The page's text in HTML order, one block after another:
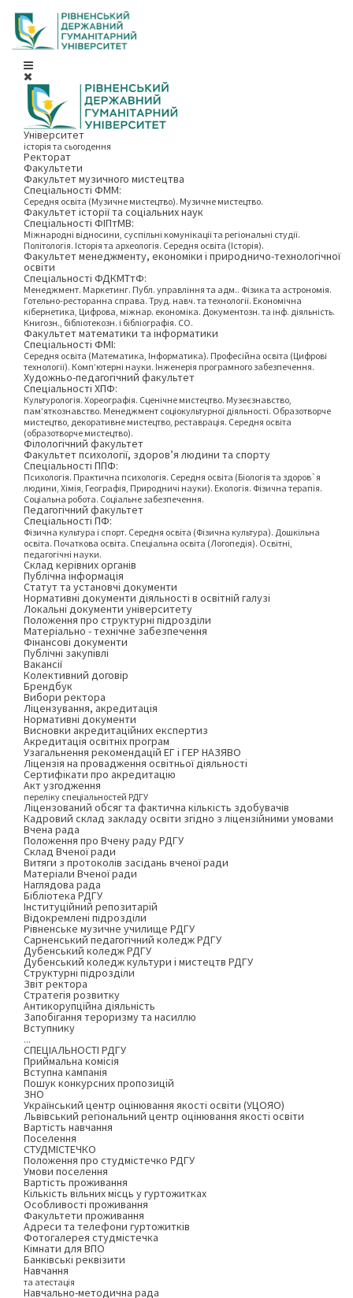
Університет
історія та сьогодення
Ректорат
Факультети
Факультет музичного мистецтва
Спеціальності ФММ:
Середня освіта (Музичне мистецтво). Музичне мистецтво.
Факультет історії та соціальних наук
Спеціальності ФІПтМВ:
Міжнародні відносини, суспільні комунікації та регіональні студії.
Політологія. Історія та археологія. Середня освіта (Історія).
Факультет менеджменту, економіки і природничо-технологічної
освіти
Спеціальності ФДКМТтФ:
Менеджмент. Маркетинг. Публ. управління та адм.. Фізика та астрономія.
Готельно-ресторанна справа. Труд. навч. та технології. Економічна
кібернетика, Цифрова, міжнар. економіка. Документозн. та інф. діяльність.
Книгозн., бібліотекозн. і бібліографія. СО.
Факультет математики та інформатики
Спеціальності ФМІ:
Середня освіта (Математика, Інформатика). Професійна освіта (Цифрові
технології). Комп’ютерні науки. Інженерія програмного забезпечення.
Художньо-педагогічний факультет
Спеціальності ХПФ:
Культурологія. Хореографія. Сценічне мистецтво. Музеєзнавство,
пам’яткознавство. Менеджмент соціокультурної діяльності. Образотворче
мистецтво, декоративне мистецтво, реставрація. Середня освіта
(образотворче мистецтво).
Філологічний факультет
Факультет психології, здоров’я людини та спорту
Спеціальності ППФ:
Психологія. Практична психологія. Середня освіта (Біологія та здоров`я
людини, Хімія, Географія, Природничі науки). Екологія. Фізична терапія.
Соціальна робота. Соціальне забезпечення.
Педагогічний факультет
Спеціальності ПФ:
Фізична культура і спорт. Середня освіта (Фізична культура). Дошкільна
освіта. Початкова освіта. Спеціальна освіта (Логопедія). Освітні,
педагогічні науки.
Склад керівних органів
Публічна інформація
Статут та установчі документи
Нормативні документи діяльності в освітній галузі
Локальні документи університету
Положення про структурні підрозділи
Матеріально - технічне забезпечення
Фінансові документи
Публічні закупівлі
Вакансії
Колективний договір
Брендбук
Вибори ректора
Ліцензування, акредитація
Нормативні документи
Висновки акредитаційних експертиз
Акредитація освітніх програм
Узагальнення рекомендацій ЕГ і ГЕР НАЗЯВО
Ліцензія на провадження освітньої діяльності
Сертифікати про акредитацію
Акт узгодження
переліку спеціальностей РДГУ
Ліцензований обсяг та фактична кількість здобувачів
Кадровий склад закладу освіти згідно з ліцензійними умовами
Вчена рада
Положення про Вчену раду РДГУ
Склад Вченої ради
Витяги з протоколів засідань вченої ради
Матеріали Вченої ради
Наглядова рада
Бібліотека РДГУ
Інституційний репозитарій
Відокремлені підрозділи
Рівненське музичне училище РДГУ
Сарненський педагогічний коледж РДГУ
Дубенський коледж РДГУ
Дубенський коледж культури і мистецтв РДГУ
Структурні підрозділи
Звіт ректора
Стратегія розвитку
Антикорупційна діяльність
Запобігання тероризму та насиллю
Вступнику
...
СПЕЦІАЛЬНОСТІ РДГУ
Приймальна комісія
Вступна кампанія
Пошук конкурсних пропозицій
ЗНО
Український центр оцінювання якості освіти (УЦОЯО)
Львівський регіональний центр оцінювання якості освіти
Вартість навчання
Поселення
СТУДМІСТЕЧКО
Положення про студмістечко РДГУ
Умови поселення
Вартість проживання
Кількість вільних місць у гуртожитках
Особливості проживання
Факультети проживання
Адреси та телефони гуртожитків
Фотогалерея студмістечка
Кімнати для ВПО
Банківські реквізити
Навчання
та атестація
Навчально-методична рада